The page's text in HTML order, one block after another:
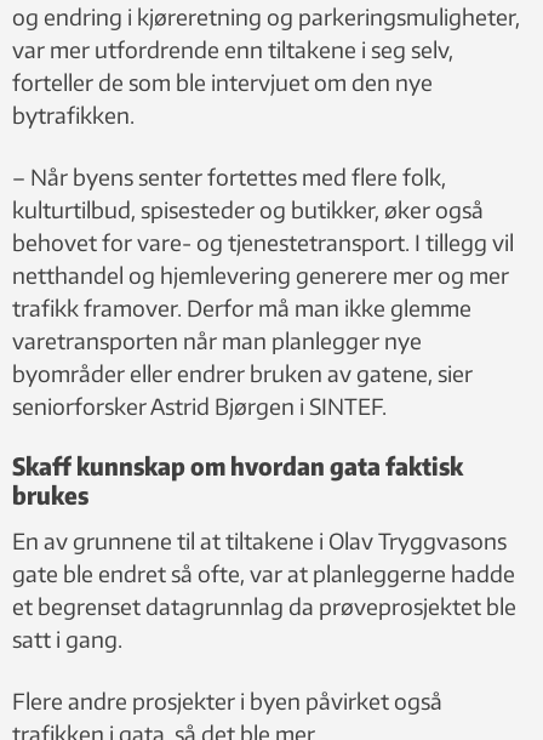
og endring i kjøreretning og parkeringsmuligheter,
var mer utfordrende enn tiltakene i seg selv,
forteller de som ble intervjuet om den nye
bytrafikken.
– Når byens senter fortettes med flere folk,
kulturtilbud, spisesteder og butikker, øker også
behovet for vare- og tjenestetransport. I tillegg vil
netthandel og hjemlevering generere mer og mer
trafikk framover. Derfor må man ikke glemme
varetransporten når man planlegger nye
byområder eller endrer bruken av gatene, sier
seniorforsker Astrid Bjørgen i SINTEF.
Skaff kunnskap om hvordan gata faktisk
brukes
En av grunnene til at tiltakene i Olav Tryggvasons
gate ble endret så ofte, var at planleggerne hadde
et begrenset datagrunnlag da prøveprosjektet ble
satt i gang.
Flere andre prosjekter i byen påvirket også
trafikken i gata, så det ble mer